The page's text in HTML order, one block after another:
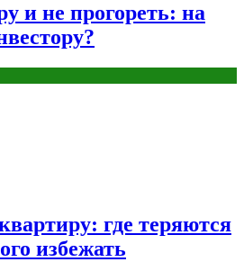
и не прогореть: на
где теряются
избежать